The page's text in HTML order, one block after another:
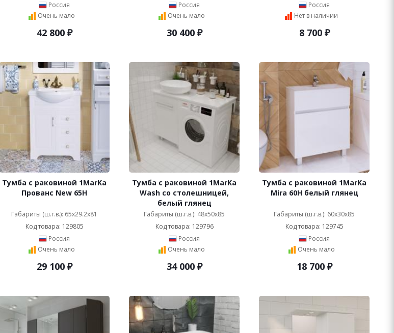
Россия
Очень мало
42 800₽
Россия
Очень мало
30 400₽
Россия
Нет в наличии
8 700₽
Тумба с раковиной 1MarKa
Прованс New 65Н
Габариты (ш.г.в.): 65x29.2x81
Код товара: 129805
Россия
Очень мало
29 100₽
Тумба с раковиной 1MarKa
Wash со столешницей,
белый глянец
Габариты (ш.г.в.): 48x50x85
Код товара: 129796
Россия
Очень мало
34 000₽
Тумба с раковиной 1MarKa
Mira 60H белый глянец
Габариты (ш.г.в.): 60x30x85
Код товара: 129745
Россия
Очень мало
18 700₽